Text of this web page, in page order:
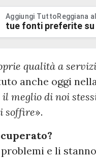
Aggiungi TuttoReggiana
tue fonti preferite su
qualità a
anche oggi
meglio di noi
soffire».
e li